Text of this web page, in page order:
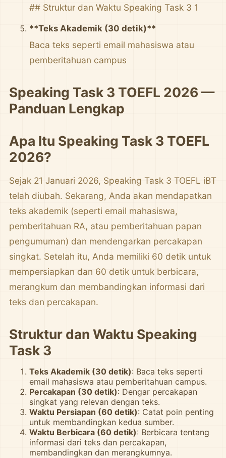
## Struktur dan Waktu Speaking Task 3 1
**Teks Akademik (30 detik)**
Baca teks seperti email mahasiswa atau
pemberitahuan campus
Speaking Task 3 TOEFL 2026 —
Panduan Lengkap
Apa Itu Speaking Task 3 TOEFL
2026?
Sejak 21 Januari 2026, Speaking Task 3 TOEFL iBT
telah diubah. Sekarang, Anda akan mendapatkan
teks akademik (seperti email mahasiswa,
pemberitahuan RA, atau pemberitahuan papan
pengumuman) dan mendengarkan percakapan
singkat. Setelah itu, Anda memiliki 60 detik untuk
mempersiapkan dan 60 detik untuk berbicara,
merangkum dan membandingkan informasi dari
teks dan percakapan.
Struktur dan Waktu Speaking
Task 3
Teks Akademik (30 detik): Baca teks seperti
email mahasiswa atau pemberitahuan campus.
Percakapan (30 detik): Dengar percakapan
singkat yang relevan dengan teks.
Waktu Persiapan (60 detik): Catat poin penting
untuk membandingkan kedua sumber.
Waktu Berbicara (60 detik): Berbicara tentang
informasi dari teks dan percakapan,
membandingkan dan merangkumnya.